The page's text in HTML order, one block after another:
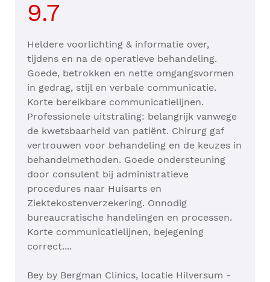
9.7
Heldere voorlichting & informatie over,
tijdens en na de operatieve behandeling.
Goede, betrokken en nette omgangsvormen
in gedrag, stijl en verbale communicatie.
Korte bereikbare communicatielijnen.
Professionele uitstraling: belangrijk vanwege
de kwetsbaarheid van patiënt. Chirurg gaf
vertrouwen voor behandeling en de keuzes in
behandelmethoden. Goede ondersteuning
door consulent bij administratieve
procedures naar Huisarts en
Ziektekostenverzekering. Onnodig
bureaucratische handelingen en processen.
Korte communicatielijnen, bejegening
correct....
Bey by Bergman Clinics, locatie Hilversum -